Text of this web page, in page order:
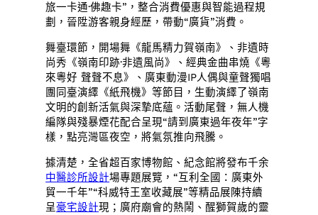
旅一卡通·佛趣卡”，整合消費優惠與智能過程規
劃，晉陞游客親身經歷，帶動“廣貨”消費。
舞臺環節，開場舞《龍馬精力賀嶺南》、非遺時
尚秀《嶺南印跡·非遺風尚》、經典金曲串燒《粵
來粵好 聲聲不息》、廣東動漫IP人偶與童聲獨唱
團同臺演繹《紙飛機》等節目，生動演繹了嶺南
文明的創新活氣與深摯底蘊。活動尾聲，無人機
編隊與殘暴煙花配合呈現“請到廣東過年夜年”字
樣，點亮灣區夜空，將氣氛推向飛騰。
據清楚，全省超百家博物館、紀念館將發布千余
中醫診所設計場專題展覽，“互利全國：廣東外
貿一千年”“科威特王室收藏展”等精品展陳持續
呈豪宅設計現；廣府廟會的熱鬧、醒獅賀歲的靈